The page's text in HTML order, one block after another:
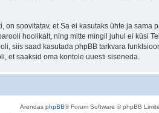
soovitatav, et Sa ei kasutaks ühte ja
hoolikalt, ning mitte mingil juhul ei küsi
siis saad kasutada phpBB tarkvara
et saaksid oma kontole uuesti siseneda.
Arendas phpBB® Forum Software © phpBB